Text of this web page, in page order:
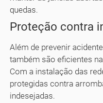
quedas.
Proteção contra
Além de prevenir
também são eficientes
Com a instalação das
protegidas contra
indesejadas.